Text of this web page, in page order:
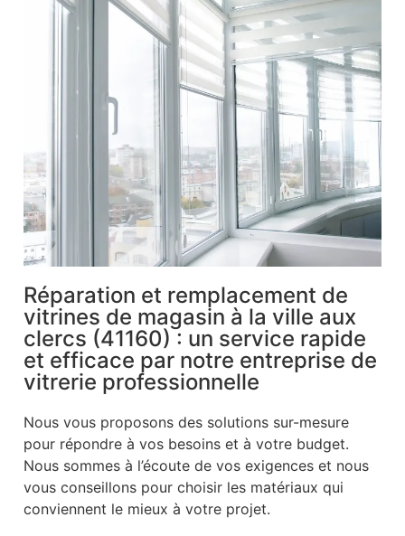
Réparation et remplacement de
vitrines de magasin à la ville aux
clercs (41160) : un service rapide
et efficace par notre entreprise de
vitrerie professionnelle
Nous vous proposons des solutions sur-mesure
pour répondre à vos besoins et à votre budget.
Nous sommes à l’écoute de vos exigences et nous
vous conseillons pour choisir les matériaux qui
conviennent le mieux à votre projet.